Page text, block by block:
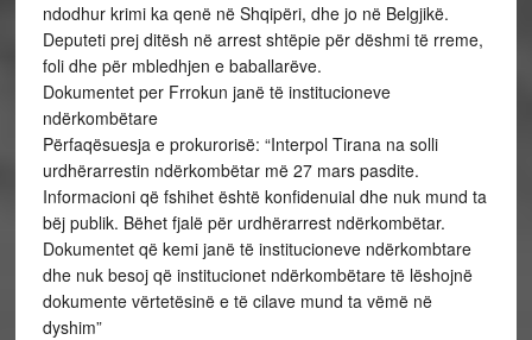
ndodhur krimi ka qenë në Shqipëri, dhe jo në Belgjikë.
Deputeti prej ditësh në arrest shtëpie për dëshmi të rreme,
foli dhe për mbledhjen e baballarëve.
Dokumentet per Frrokun janë të institucioneve
ndërkombëtare
Përfaqësuesja e prokurorisë: “Interpol Tirana na solli
urdhërarrestin ndërkombëtar më 27 mars pasdite.
Informacioni që fshihet është konfidenuial dhe nuk mund ta
bëj publik. Bëhet fjalë për urdhërarrest ndërkombëtar.
Dokumentet që kemi janë të institucioneve ndërkombtare
dhe nuk besoj që institucionet ndërkombëtare të lëshojnë
dokumente vërtetësinë e të cilave mund ta vëmë në
dyshim”